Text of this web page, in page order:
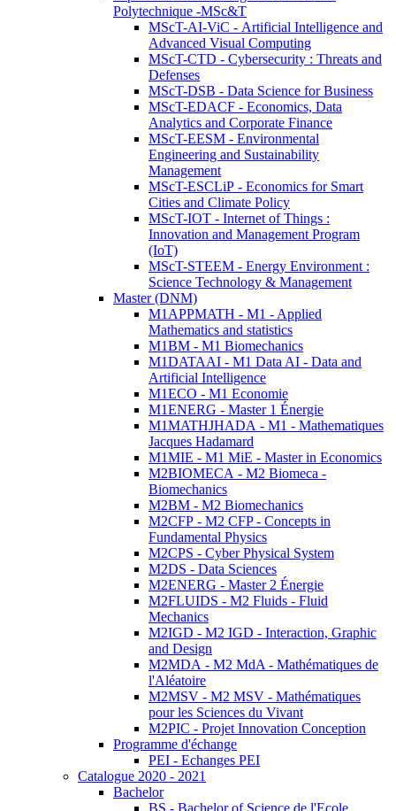
Polytechnique -MSc&T
MScT-AI-ViC - Artificial Intelligence and
Advanced Visual Computing
MScT-CTD - Cybersecurity : Threats and
Defenses
MScT-DSB - Data Science for Business
MScT-EDACF - Economics, Data
Analytics and Corporate Finance
MScT-EESM - Environmental
Engineering and Sustainability
Management
MScT-ESCLiP - Economics for Smart
Cities and Climate Policy
MScT-IOT - Internet of Things :
Innovation and Management Program
(IoT)
MScT-STEEM - Energy Environment :
Science Technology & Management
Master (DNM)
M1APPMATH - M1 - Applied
Mathematics and statistics
M1BM - M1 Biomechanics
M1DATAAI - M1 Data AI - Data and
Artificial Intelligence
M1ECO - M1 Economie
M1ENERG - Master 1 Énergie
M1MATHJHADA - M1 - Mathematiques
Jacques Hadamard
M1MIE - M1 MiE - Master in Economics
M2BIOMECA - M2 Biomeca -
Biomechanics
M2BM - M2 Biomechanics
M2CFP - M2 CFP - Concepts in
Fundamental Physics
M2CPS - Cyber Physical System
M2DS - Data Sciences
M2ENERG - Master 2 Énergie
M2FLUIDS - M2 Fluids - Fluid
Mechanics
M2IGD - M2 IGD - Interaction, Graphic
and Design
M2MDA - M2 MdA - Mathématiques de
l'Aléatoire
M2MSV - M2 MSV - Mathématiques
pour les Sciences du Vivant
M2PIC - Projet Innovation Conception
Programme d'échange
PEI - Echanges PEI
Catalogue 2020 - 2021
Bachelor
BS - Bachelor of Science de l'Ecole